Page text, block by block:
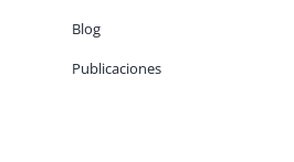
Blog
Publicaciones